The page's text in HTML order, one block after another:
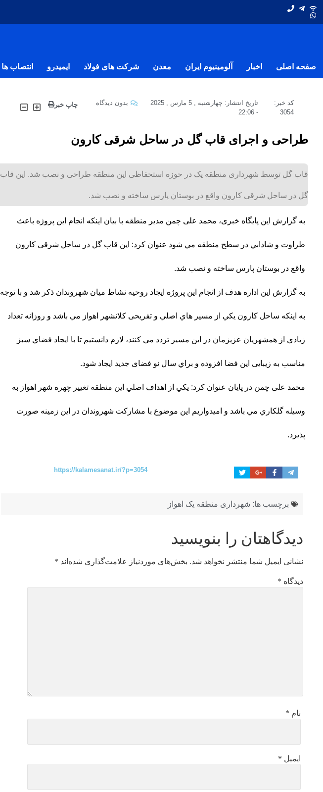
صفحه اصلی
اخبار آلومینیوم ایران معدن شرکت های فولاد ایمیدرو انتصاب ها
کد خبر:
3054
تاریخ انتشار: چهارشنبه , 5 مارس , 2025
-
22:06
بدون دیدگاه چاپ خبر
طراحی و اجرای قاب گل در ساحل شرقی کارون
قاب گل توسط شهرداری منطقه یک در حوزه استحفاظی این منطقه طراحی و نصب شد. اين قاب
گل در ساحل شرقی کارون واقع در بوستان پارس ساخته و نصب شد.
به گزارش این پایگاه خبری، محمد علی چمن مدیر منطقه با بيان اينكه انجام اين پروژه باعث
طراوت و شادابي در سطح منطقه مي شود عنوان کرد: اين قاب گل در ساحل شرقی کارون
واقع در بوستان پارس ساخته و نصب شد.
به گزارش این اداره هدف از انجام اين پروژه ايجاد روحيه نشاط ميان شهروندان ذكر شد و با توجه
به اينكه ساحل کارون يكي از مسیر هاي اصلي و تفریحی كلانشهر اهواز مي باشد و روزانه تعداد
زيادي از همشهريان عزيزمان در اين مسیر تردد مي كنند، لازم دانستيم تا با ايجاد فضاي سبز
مناسب به زیبایی این فضا افزوده و براي سال نو فضای جدید ایجاد شود.
محمد علی چمن در پايان عنوان كرد: يكي از اهداف اصلي اين منطقه تغيير چهره شهر اهواز به
وسيله گلكاري مي باشد و اميدواريم اين موضوع با مشاركت شهروندان در اين زمينه صورت
پذيرد.
https://kalamesanat.ir/?p=3054
برچسب ها: شهرداری منطقه یک اهواز
دیدگاهتان را بنویسید
نشانی ایمیل شما منتشر نخواهد شد. بخش‌های موردنیاز علامت‌گذاری شده‌اند *
دیدگاه *
نام *
ایمیل *